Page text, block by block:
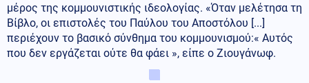
μέρος της κομμουνιστικής ιδεολογίας. «Όταν μελέτησα τη
Βίβλο, οι επιστολές του Παύλου του Αποστόλου [...]
περιέχουν το βασικό σύνθημα του κομμουνισμού:« Αυτός
που δεν εργάζεται ούτε θα φάει », είπε ο Ζιουγάνωφ.